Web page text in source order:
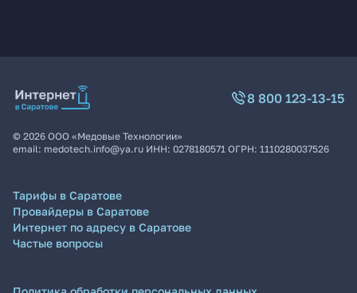
8 800 123-13-15
© 2026 ООО «Медовые Технологии»
email: medotech.info@ya.ru ИНН: 0278180571 ОГРН: 1110280037526
Тарифы в Саратове
Провайдеры в Саратове
Интернет по адресу в Саратове
Частые вопросы